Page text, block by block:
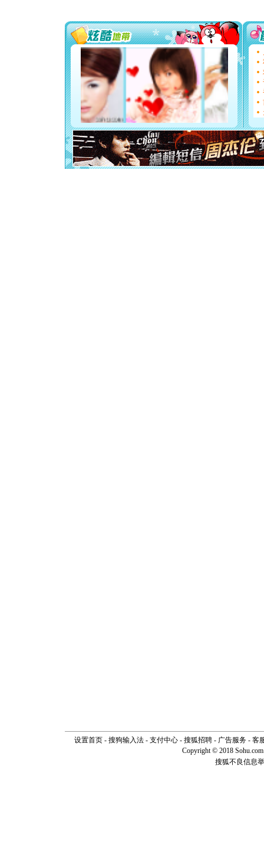
[元旦]看
断电。
你是我专
[元旦]
如
起；二
离。水
[元旦]
当
泣，这
卖了。
[春节] 风
颜！冬去
道一声平
[春节]传
片叶子是
送你一棵
设置首页- 搜狗输入法- 支付中心- 搜狐招聘- 广告服务- 客
Copyright © 2018
搜狐不良信息